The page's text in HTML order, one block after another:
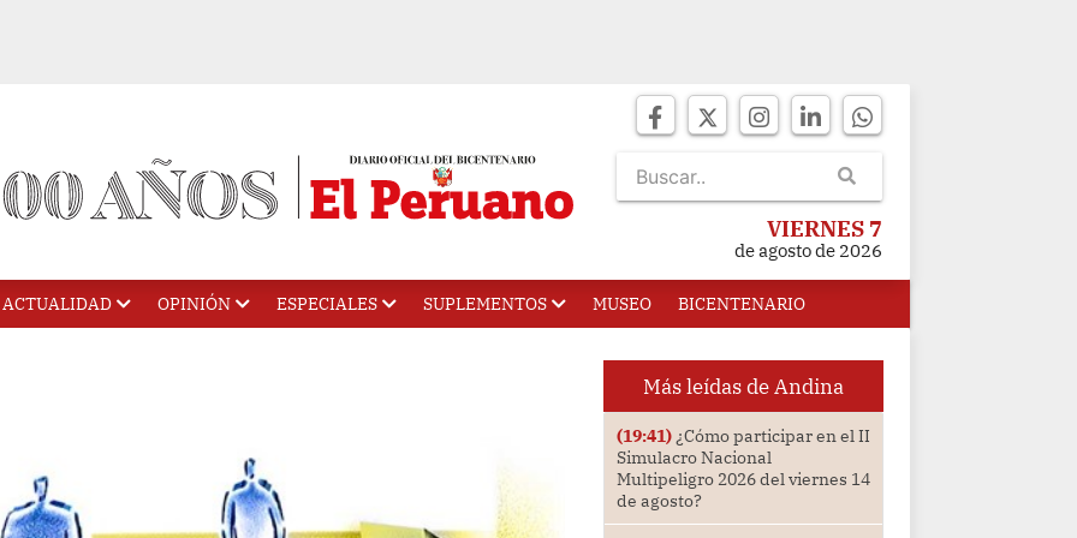
VIERNES 7
de agosto de 2026
ACTUALIDAD OPINIÓN ESPECIALES SUPLEMENTOS MUSEO BICENTENARIO
Más leídas de Andina
(19:41)¿Cómo participar en el II
Simulacro Nacional
Multipeligro 2026 del viernes 14
de agosto?